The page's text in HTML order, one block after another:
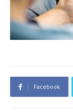
Facebook